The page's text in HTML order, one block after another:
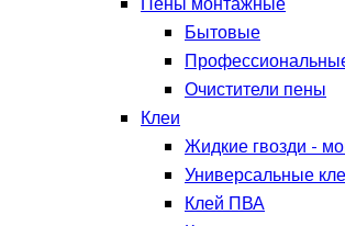
Бытовые
Очистители пены
Клеи
Жидкие гвозди -
Универсальные
Клей ПВА